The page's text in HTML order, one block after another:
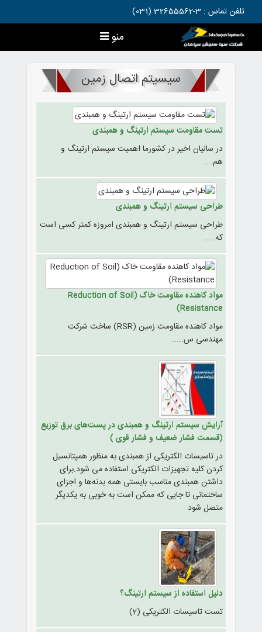
تلفن تماس : 3-32655562 (031)
منو
سیسیتم اتصال زمین
تست مقاومت سیستم ارتینگ و همبندی
در سالیان اخیر در کشورما اهمیت سیستم ارتینگ و
هم.....
طراحی سیستم ارتینگ و همبندی
طراحی سیستم ارتینگ و همبندی امروزه کمتر کسی است
که.....
مواد کاهنده مقاومت خاک (Reduction of Soil
Resistance)
مواد کاهنده مقاومت زمین (RSR) ساخت شرکت
مهندسی س.....
آرایش سیستم ارتینگ و همبندی در پست‌های برق توزیع
(قسمت فشار ضعیف و فشار قوی )
در تاسیسات الکتریکی از همبندی به منظور همپتانسیل
کردن کلیه تجهیزات الکتریکی استفاده می شود.برای
داشتن همبندی مناسب بایستی همه بدنه‌ها و اجزای
ساختمانی تا جایی که ممکن است به خوبی به یکدیگر
متصل شود
دلیل استفاده از سیستم ارتینگ؟
تست تاسیسات الکتریکی (2)